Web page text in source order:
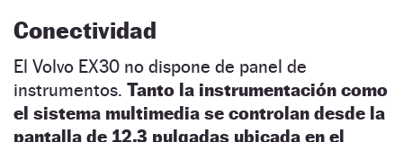
Conectividad
El Volvo EX30 no dispone de panel de
instrumentos. Tanto la instrumentación como
el sistema multimedia se controlan desde la
pantalla de 12,3 pulgadas ubicada en el